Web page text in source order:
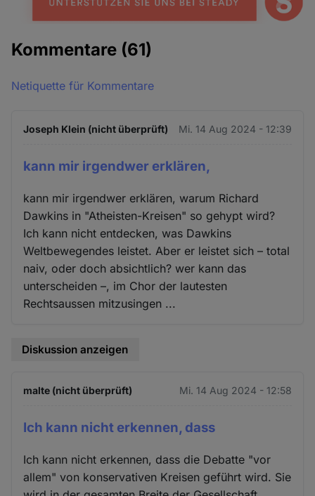
Kommentare (61)
Netiquette für Kommentare
Joseph Klein (nicht überprüft) Mi. 14 Aug 2024 - 12:39
kann mir irgendwer erklären,
kann mir irgendwer erklären, warum Richard
Dawkins in "Atheisten-Kreisen" so gehypt wird?
Ich kann nicht entdecken, was Dawkins
Weltbewegendes leistet. Aber er leistet sich – total
naiv, oder doch absichtlich? wer kann das
unterscheiden –, im Chor der lautesten
Rechtsaussen mitzusingen ...
Diskussion anzeigen
malte (nicht überprüft) Mi. 14 Aug 2024 - 12:58
Ich kann nicht erkennen, dass
Ich kann nicht erkennen, dass die Debatte "vor
allem" von konservativen Kreisen geführt wird. Sie